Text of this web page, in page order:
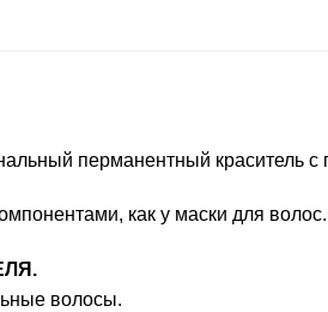
перманентный краситель с
как у маски для волос.
волосы.